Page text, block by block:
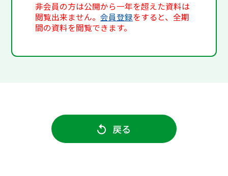
非会員の方は公開から一年を超えた資料は
閲覧出来ません。会員登録をすると、全期
間の資料を閲覧できます。
戻る